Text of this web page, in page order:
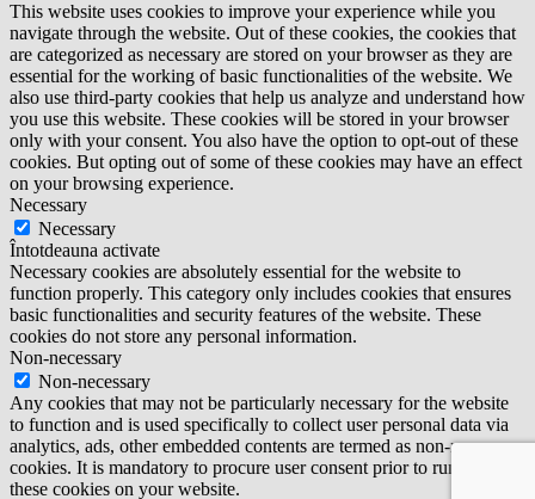
This website uses cookies to improve your experience while you
navigate through the website. Out of these cookies, the cookies that
are categorized as necessary are stored on your browser as they are
essential for the working of basic functionalities of the website. We
also use third-party cookies that help us analyze and understand how
you use this website. These cookies will be stored in your browser
only with your consent. You also have the option to opt-out of these
cookies. But opting out of some of these cookies may have an effect
on your browsing experience.
Necessary
Necessary
Întotdeauna activate
Necessary cookies are absolutely essential for the website to
function properly. This category only includes cookies that ensures
basic functionalities and security features of the website. These
cookies do not store any personal information.
Non-necessary
Non-necessary
Any cookies that may not be particularly necessary for the website
to function and is used specifically to collect user personal data via
analytics, ads, other embedded contents are termed as non-necessary
cookies. It is mandatory to procure user consent prior to running
these cookies on your website.